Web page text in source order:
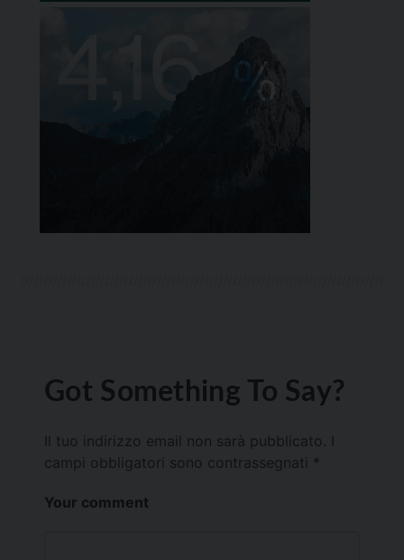
Got Something To Say?
Il tuo indirizzo email non sarà pubblicato.
campi obbligatori sono contrassegnati *
Your comment